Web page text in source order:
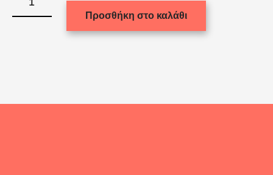
BEER
shape
Προσθήκη στο καλάθι